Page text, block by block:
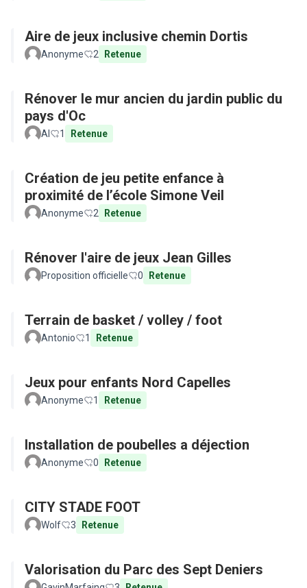
Aire de jeux inclusive chemin Dortis
Anonyme 2 Retenue
Rénover le mur ancien du jardin public du
pays d'Oc
Al 1 Retenue
Création de jeu petite enfance à
proximité de l’école Simone Veil
Anonyme 2 Retenue
Rénover l'aire de jeux Jean Gilles
Proposition officielle 0 Retenue
Terrain de basket / volley / foot
Antonio 1 Retenue
Jeux pour enfants Nord Capelles
Anonyme 1 Retenue
Installation de poubelles a déjection
Anonyme 0 Retenue
CITY STADE FOOT
Wolf 3 Retenue
Valorisation du Parc des Sept Deniers